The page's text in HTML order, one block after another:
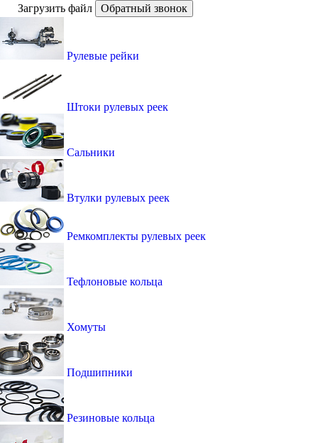
Загрузить файл
Обратный звонок
Рулевые рейки
Штоки рулевых реек
Сальники
Втулки рулевых реек
Ремкомплекты рулевых реек
Тефлоновые кольца
Хомуты
Подшипники
Резиновые кольца